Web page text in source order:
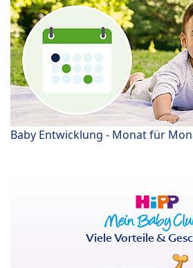
Baby Entwicklung - Monat für
Viele Vorteile &